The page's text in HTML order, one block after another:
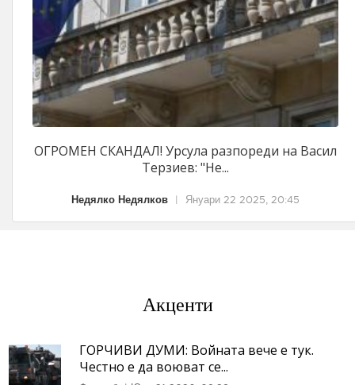
ОГРОМЕН СКАНДАЛ! Урсула разпореди на Васил
Терзиев: "Не...
Недялко Недялков Януари 22 2025, 20:45
Акценти
ГОРЧИВИ ДУМИ: Войната вече е тук.
Честно е да воюват се...